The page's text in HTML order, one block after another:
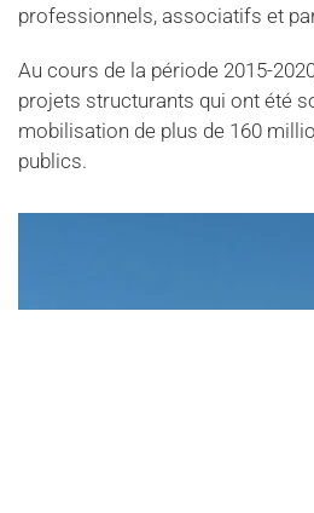
professionnels, associatifs et
Au cours de la période 2015-
projets structurants qui ont été
mobilisation de plus de 160
publics.